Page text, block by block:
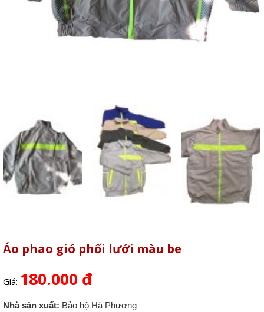
Áo phao gió phối lưới màu be
Giá: 180.000 đ
Nhà sản xuất: Bảo hộ Hà Phương